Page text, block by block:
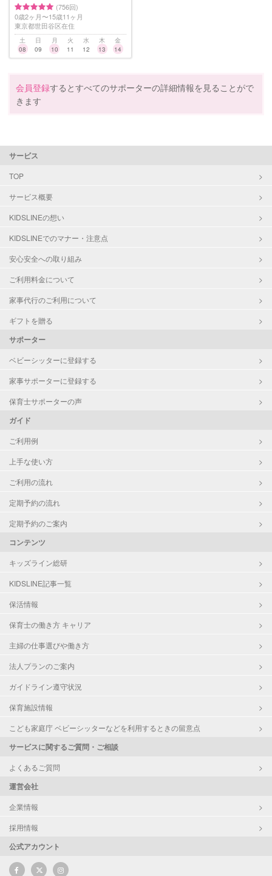
(756回)
0歳2ヶ月〜15歳11ヶ月
東京都世田谷区在住
土
08
日
09
月
10
火
11
水
12
木
13
金
14
会員登録するとすべてのサポーターの詳細情報を見ることがで
きます
サービス
TOP
サービス概要
KIDSLINEの想い
KIDSLINEでのマナー・注意点
安心安全への取り組み
ご利用料金について
家事代行のご利用について
ギフトを贈る
サポーター
ベビーシッターに登録する
家事サポーターに登録する
保育士サポーターの声
ガイド
ご利用例
上手な使い方
ご利用の流れ
定期予約の流れ
定期予約のご案内
コンテンツ
キッズライン総研
KIDSLINE記事一覧
保活情報
保育士の働き方 キャリア
主婦の仕事選びや働き方
法人プランのご案内
ガイドライン遵守状況
保育施設情報
こども家庭庁 ベビーシッターなどを利用するときの留意点
サービスに関するご質問・ご相談
よくあるご質問
運営会社
企業情報
採用情報
公式アカウント